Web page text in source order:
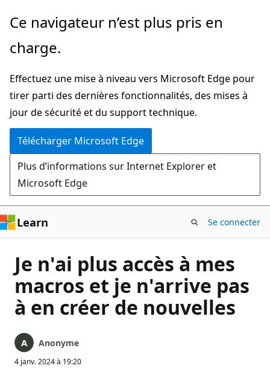
Passer
directement
au
principal
Ce navigateur n’est plus pris en
charge.
Effectuez une mise à niveau vers Microsoft Edge pour
tirer parti des dernières fonctionnalités, des mises à
jour de sécurité et du support technique.
Télécharger Microsoft Edge
Plus d’informations sur Internet Explorer et
Microsoft Edge
Learn Se connecter
Je n'ai plus accès à mes
macros et je n'arrive pas
à en créer de nouvelles
Anonyme
4 janv. 2024 à 19:20